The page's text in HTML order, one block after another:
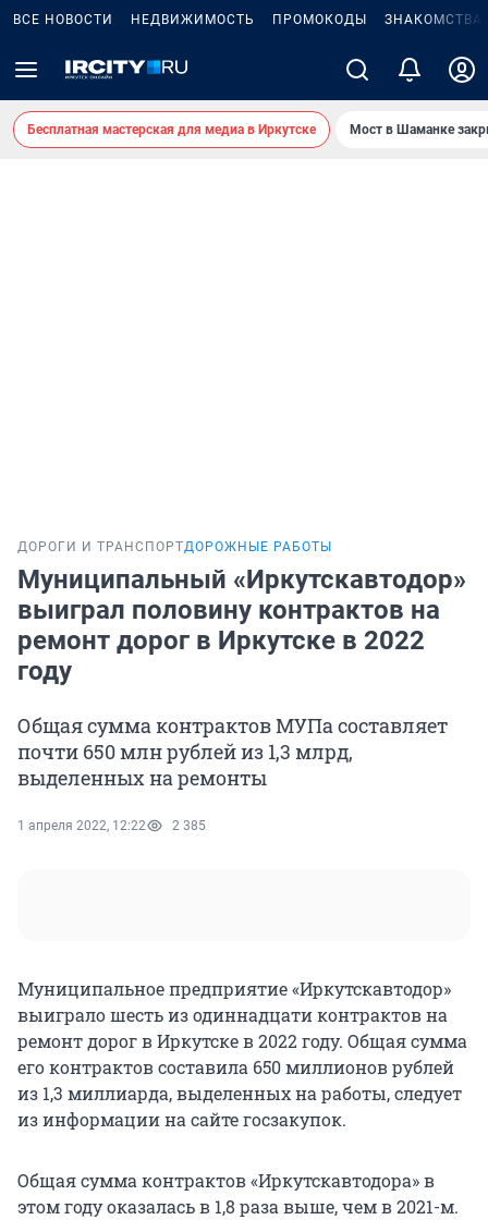
ВСЕ НОВОСТИ НЕДВИЖИМОСТЬ ПРОМОКОДЫ ЗНАКОМСТВА
Бесплатная мастерская для медиа в Иркутске Мост в Шаманке
ДОРОГИ И ТРАНСПОРТДОРОЖНЫЕ РАБОТЫ
Муниципальный «Иркутскавтодор»
выиграл половину контрактов на
ремонт дорог в Иркутске в 2022
году
Общая сумма контрактов МУПа составляет
почти 650 млн рублей из 1,3 млрд,
выделенных на ремонты
1 апреля 2022, 12:22 2 385
Муниципальное предприятие «Иркутскавтодор»
выиграло шесть из одиннадцати контрактов на
ремонт дорог в Иркутске в 2022 году. Общая сумма
его контрактов составила 650 миллионов рублей
из 1,3 миллиарда, выделенных на работы, следует
из информации на сайте госзакупок.
Общая сумма контрактов «Иркутскавтодора» в
этом году оказалась в 1,8 раза выше, чем в 2021-м.